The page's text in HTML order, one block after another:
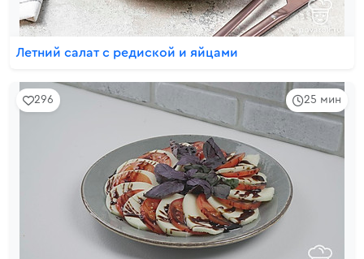
Летний салат с редиской и яйцами
25 мин
296